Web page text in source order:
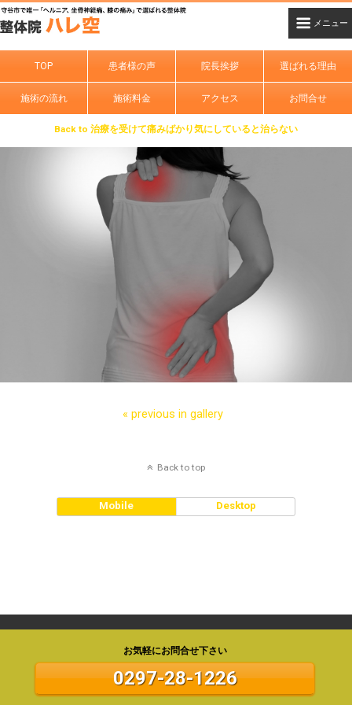
TOP 患者様の声 院長挨拶 選ばれる理由
施術の流れ 施術料金 アクセス お問合せ
Back to 治療を受けて痛みばかり気にしていると治らない
« previous in gallery
Back to top
Mobile Desktop
お気軽にお問合せ下さい
0297-28-1226